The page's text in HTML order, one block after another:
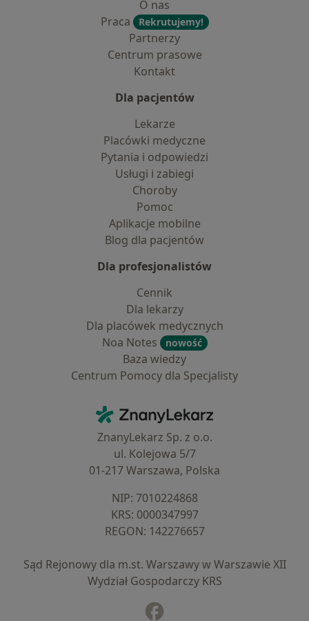
O nas
Praca
Rekrutujemy!
Partnerzy
Centrum prasowe
Kontakt
Dla pacjentów
Lekarze
Placówki medyczne
Pytania i odpowiedzi
Usługi i zabiegi
Choroby
Pomoc
Aplikacje mobilne
Blog dla pacjentów
Dla profesjonalistów
Cennik
Dla lekarzy
Dla placówek medycznych
Noa Notes
nowość
Baza wiedzy
Centrum Pomocy dla Specjalisty
ZnanyLekarz - Strona główna
ZnanyLekarz Sp. z o.o.
ul. Kolejowa 5/7
01-217 Warszawa, Polska
NIP: ⁠7010224868
KRS: ⁠0000347997
REGON: ⁠142276657
Sąd Rejonowy dla m.st. Warszawy w Warszawie XII
Wydział Gospodarczy KRS